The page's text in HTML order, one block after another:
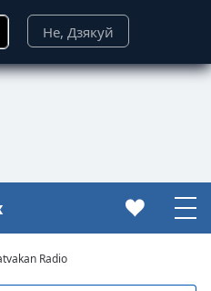
Не, Дзякуй
Radio